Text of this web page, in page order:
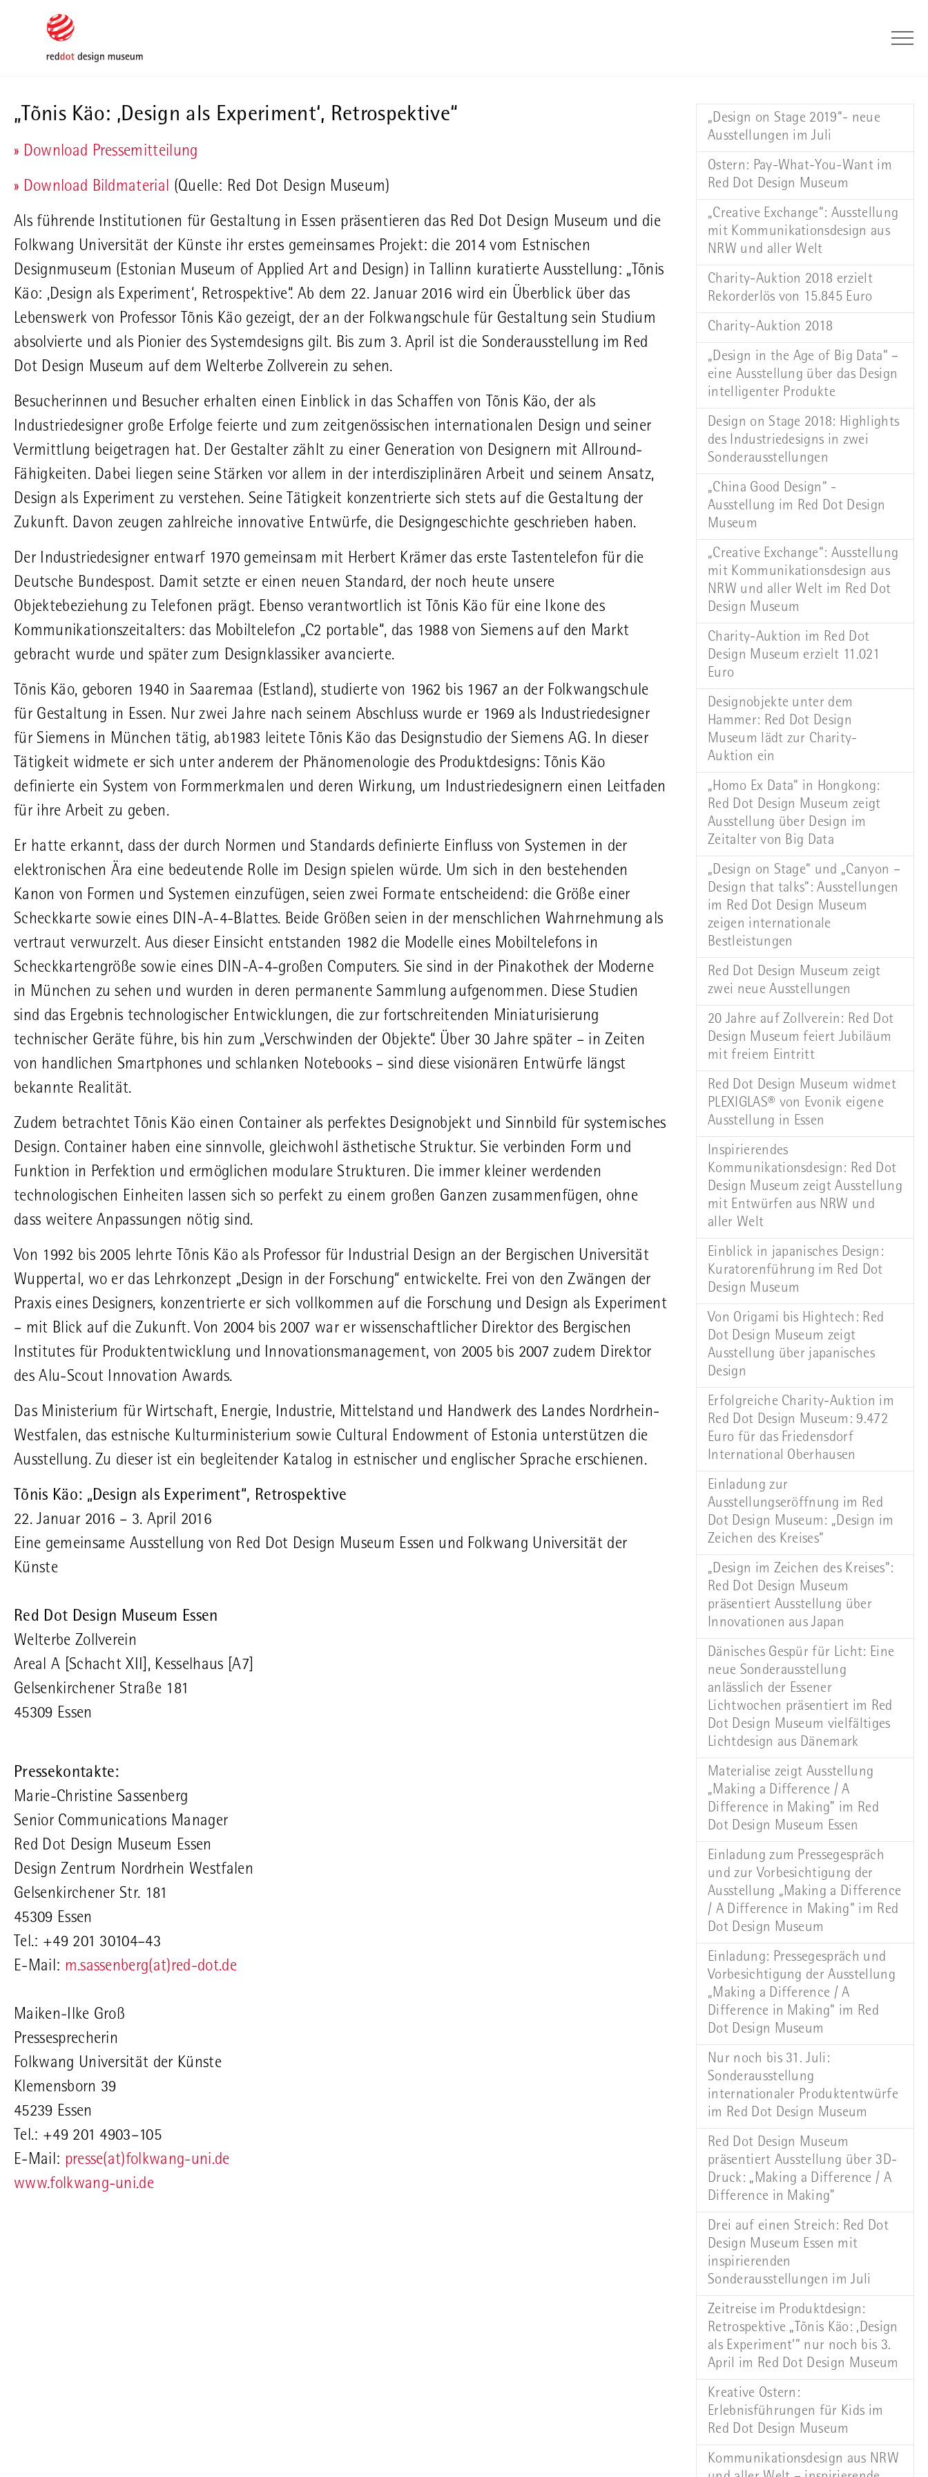
Skip to main content
Skip to page footer
„Tõnis Käo: ‚Design als Experiment‘, Retrospektive“
» Download Pressemitteilung
» Download Bildmaterial (Quelle: Red Dot Design Museum)
Als führende Institutionen für Gestaltung in Essen präsentieren das Red Dot Design Museum und die
Folkwang Universität der Künste ihr erstes gemeinsames Projekt: die 2014 vom Estnischen
Designmuseum (Estonian Museum of Applied Art and Design) in Tallinn kuratierte Ausstellung: „Tõnis
Käo: ‚Design als Experiment‘, Retrospektive“. Ab dem 22. Januar 2016 wird ein Überblick über das
Lebenswerk von Professor Tõnis Käo gezeigt, der an der Folkwangschule für Gestaltung sein Studium
absolvierte und als Pionier des Systemdesigns gilt. Bis zum 3. April ist die Sonderausstellung im Red
Dot Design Museum auf dem Welterbe Zollverein zu sehen.
Besucherinnen und Besucher erhalten einen Einblick in das Schaffen von Tõnis Käo, der als
Industriedesigner große Erfolge feierte und zum zeitgenössischen internationalen Design und seiner
Vermittlung beigetragen hat. Der Gestalter zählt zu einer Generation von Designern mit Allround-
Fähigkeiten. Dabei liegen seine Stärken vor allem in der interdisziplinären Arbeit und seinem Ansatz,
Design als Experiment zu verstehen. Seine Tätigkeit konzentrierte sich stets auf die Gestaltung der
Zukunft. Davon zeugen zahlreiche innovative Entwürfe, die Designgeschichte geschrieben haben.
Der Industriedesigner entwarf 1970 gemeinsam mit Herbert Krämer das erste Tastentelefon für die
Deutsche Bundespost. Damit setzte er einen neuen Standard, der noch heute unsere
Objektebeziehung zu Telefonen prägt. Ebenso verantwortlich ist Tõnis Käo für eine Ikone des
Kommunikationszeitalters: das Mobiltelefon „C2 portable“, das 1988 von Siemens auf den Markt
gebracht wurde und später zum Designklassiker avancierte.
Tõnis Käo, geboren 1940 in Saaremaa (Estland), studierte von 1962 bis 1967 an der Folkwangschule
für Gestaltung in Essen. Nur zwei Jahre nach seinem Abschluss wurde er 1969 als Industriedesigner
für Siemens in München tätig, ab1983 leitete Tõnis Käo das Designstudio der Siemens AG. In dieser
Tätigkeit widmete er sich unter anderem der Phänomenologie des Produktdesigns: Tõnis Käo
definierte ein System von Formmerkmalen und deren Wirkung, um Industriedesignern einen Leitfaden
für ihre Arbeit zu geben.
Er hatte erkannt, dass der durch Normen und Standards definierte Einfluss von Systemen in der
elektronischen Ära eine bedeutende Rolle im Design spielen würde. Um sich in den bestehenden
Kanon von Formen und Systemen einzufügen, seien zwei Formate entscheidend: die Größe einer
Scheckkarte sowie eines DIN-A-4-Blattes. Beide Größen seien in der menschlichen Wahrnehmung als
vertraut verwurzelt. Aus dieser Einsicht entstanden 1982 die Modelle eines Mobiltelefons in
Scheckkartengröße sowie eines DIN-A-4-großen Computers. Sie sind in der Pinakothek der Moderne
in München zu sehen und wurden in deren permanente Sammlung aufgenommen. Diese Studien
sind das Ergebnis technologischer Entwicklungen, die zur fortschreitenden Miniaturisierung
technischer Geräte führe, bis hin zum „Verschwinden der Objekte“. Über 30 Jahre später – in Zeiten
von handlichen Smartphones und schlanken Notebooks – sind diese visionären Entwürfe längst
bekannte Realität.
Zudem betrachtet Tõnis Käo einen Container als perfektes Designobjekt und Sinnbild für systemisches
Design. Container haben eine sinnvolle, gleichwohl ästhetische Struktur. Sie verbinden Form und
Funktion in Perfektion und ermöglichen modulare Strukturen. Die immer kleiner werdenden
technologischen Einheiten lassen sich so perfekt zu einem großen Ganzen zusammenfügen, ohne
dass weitere Anpassungen nötig sind.
Von 1992 bis 2005 lehrte Tõnis Käo als Professor für Industrial Design an der Bergischen Universität
Wuppertal, wo er das Lehrkonzept „Design in der Forschung“ entwickelte. Frei von den Zwängen der
Praxis eines Designers, konzentrierte er sich vollkommen auf die Forschung und Design als Experiment
– mit Blick auf die Zukunft. Von 2004 bis 2007 war er wissenschaftlicher Direktor des Bergischen
Institutes für Produktentwicklung und Innovationsmanagement, von 2005 bis 2007 zudem Direktor
des Alu-Scout Innovation Awards.
Das Ministerium für Wirtschaft, Energie, Industrie, Mittelstand und Handwerk des Landes Nordrhein-
Westfalen, das estnische Kulturministerium sowie Cultural Endowment of Estonia unterstützen die
Ausstellung. Zu dieser ist ein begleitender Katalog in estnischer und englischer Sprache erschienen.
Tõnis Käo: „Design als Experiment“, Retrospektive
22. Januar 2016 – 3. April 2016
Eine gemeinsame Ausstellung von Red Dot Design Museum Essen und Folkwang Universität der
Künste
Red Dot Design Museum Essen
Welterbe Zollverein
Areal A [Schacht XII], Kesselhaus [A7]
Gelsenkirchener Straße 181
45309 Essen
Pressekontakte:
Marie-Christine Sassenberg
Senior Communications Manager
Red Dot Design Museum Essen
Design Zentrum Nordrhein Westfalen
Gelsenkirchener Str. 181
45309 Essen
Tel.: +49 201 30104–43
E-Mail: m.sassenberg(at)red-dot.de
Maiken-Ilke Groß
Pressesprecherin
Folkwang Universität der Künste
Klemensborn 39
45239 Essen
Tel.: +49 201 4903–105
E-Mail: presse(at)folkwang-uni.de
www.folkwang-uni.de
„Design on Stage 2019“- neue
Ausstellungen im Juli
Ostern: Pay-What-You-Want im
Red Dot Design Museum
„Creative Exchange“: Ausstellung
mit Kommunikationsdesign aus
NRW und aller Welt
Charity-Auktion 2018 erzielt
Rekorderlös von 15.845 Euro
Charity-Auktion 2018
„Design in the Age of Big Data“ –
eine Ausstellung über das Design
intelligenter Produkte
Design on Stage 2018: Highlights
des Industriedesigns in zwei
Sonderausstellungen
„China Good Design“ -
Ausstellung im Red Dot Design
Museum
„Creative Exchange“: Ausstellung
mit Kommunikationsdesign aus
NRW und aller Welt im Red Dot
Design Museum
Charity-Auktion im Red Dot
Design Museum erzielt 11.021
Euro
Designobjekte unter dem
Hammer: Red Dot Design
Museum lädt zur Charity-
Auktion ein
„Homo Ex Data“ in Hongkong:
Red Dot Design Museum zeigt
Ausstellung über Design im
Zeitalter von Big Data
„Design on Stage“ und „Canyon –
Design that talks“: Ausstellungen
im Red Dot Design Museum
zeigen internationale
Bestleistungen
Red Dot Design Museum zeigt
zwei neue Ausstellungen
20 Jahre auf Zollverein: Red Dot
Design Museum feiert Jubiläum
mit freiem Eintritt
Red Dot Design Museum widmet
PLEXIGLAS® von Evonik eigene
Ausstellung in Essen
Inspirierendes
Kommunikationsdesign: Red Dot
Design Museum zeigt Ausstellung
mit Entwürfen aus NRW und
aller Welt
Einblick in japanisches Design:
Kuratorenführung im Red Dot
Design Museum
Von Origami bis Hightech: Red
Dot Design Museum zeigt
Ausstellung über japanisches
Design
Erfolgreiche Charity-Auktion im
Red Dot Design Museum: 9.472
Euro für das Friedensdorf
International Oberhausen
Einladung zur
Ausstellungseröffnung im Red
Dot Design Museum: „Design im
Zeichen des Kreises“
„Design im Zeichen des Kreises“:
Red Dot Design Museum
präsentiert Ausstellung über
Innovationen aus Japan
Dänisches Gespür für Licht: Eine
neue Sonderausstellung
anlässlich der Essener
Lichtwochen präsentiert im Red
Dot Design Museum vielfältiges
Lichtdesign aus Dänemark
Materialise zeigt Ausstellung
„Making a Difference / A
Difference in Making” im Red
Dot Design Museum Essen
Einladung zum Pressegespräch
und zur Vorbesichtigung der
Ausstellung „Making a Difference
/ A Difference in Making“ im Red
Dot Design Museum
Einladung: Pressegespräch und
Vorbesichtigung der Ausstellung
„Making a Difference / A
Difference in Making“ im Red
Dot Design Museum
Nur noch bis 31. Juli:
Sonderausstellung
internationaler Produktentwürfe
im Red Dot Design Museum
Red Dot Design Museum
präsentiert Ausstellung über 3D-
Druck: „Making a Difference / A
Difference in Making”
Drei auf einen Streich: Red Dot
Design Museum Essen mit
inspirierenden
Sonderausstellungen im Juli
Zeitreise im Produktdesign:
Retrospektive „Tõnis Käo: ‚Design
als Experiment‘“ nur noch bis 3.
April im Red Dot Design Museum
Kreative Ostern:
Erlebnisführungen für Kids im
Red Dot Design Museum
Kommunikationsdesign aus NRW